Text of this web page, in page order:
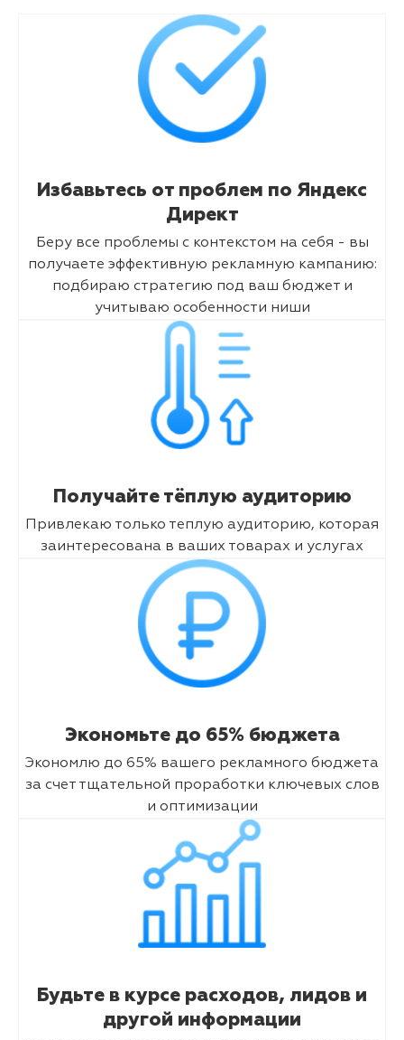
Избавьтесь от проблем по Яндекс
Директ
Беру все проблемы с контекстом на себя - вы
получаете эффективную рекламную кампанию:
подбираю стратегию под ваш бюджет и
учитываю особенности ниши
Получайте тёплую аудиторию
Привлекаю только теплую аудиторию, которая
заинтересована в ваших товарах и услугах
Экономьте до 65% бюджета
Экономлю до 65% вашего рекламного бюджета
за счет тщательной проработки ключевых слов
и оптимизации
Будьте в курсе расходов, лидов и
другой информации